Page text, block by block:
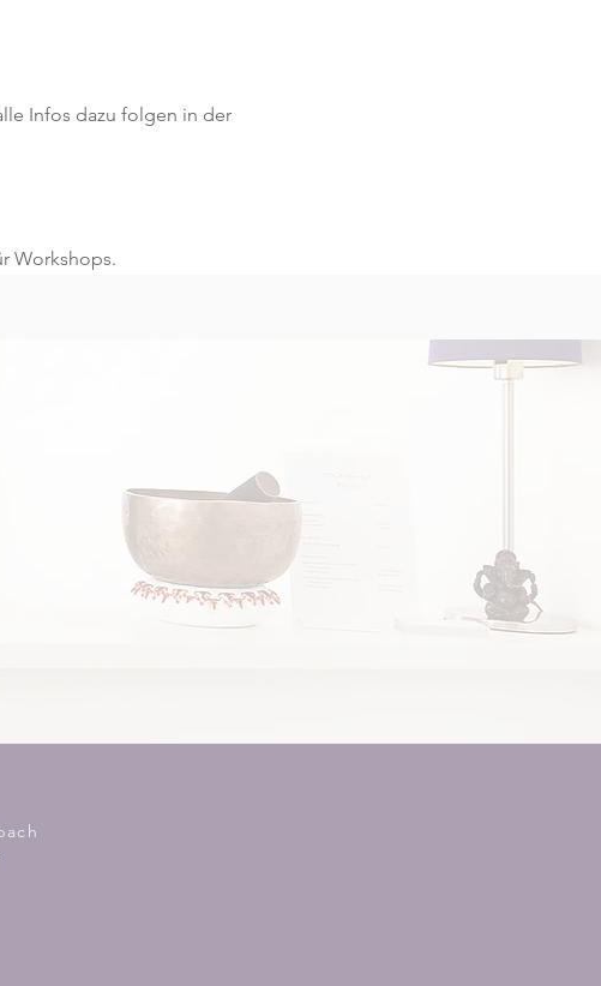
Infos dazu folgen in der
Workshops.